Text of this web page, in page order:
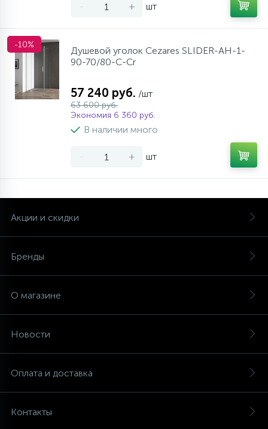
- + шт
-10%
Душевой уголок Cezares SLIDER-AH-1-
90-70/80-C-Cr
57 240 руб. /шт
63 600 руб.
Экономия 6 360 руб.
В наличии много
- + шт
Акции и скидки
Бренды
О магазине
Новости
Оплата и доставка
Контакты